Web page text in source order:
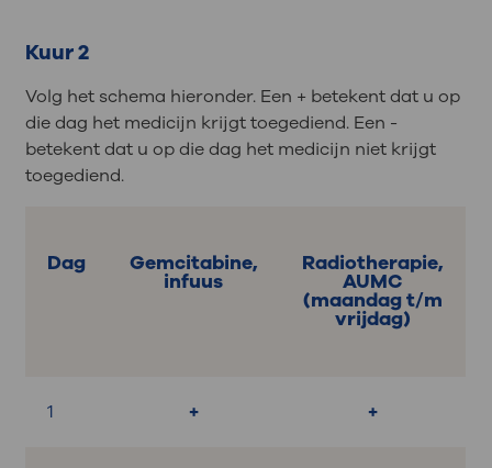
Kuur 2
Volg het schema hieronder. Een + betekent dat u op
die dag het medicijn krijgt toegediend. Een -
betekent dat u op die dag het medicijn niet krijgt
toegediend.
Dag Gemcitabine,
infuus
Radiotherapie,
AUMC
(maandag t/m
vrijdag)
1 + +